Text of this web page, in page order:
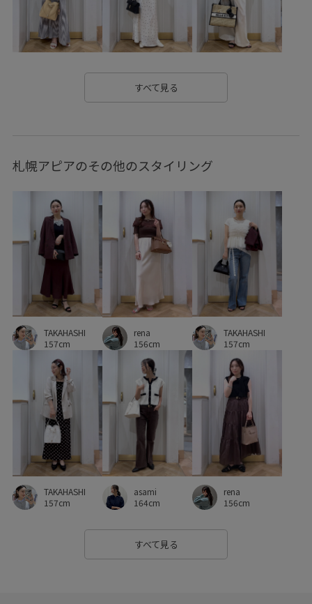
vis_pickuppants vis_shikanoma VIS_smallsize
VIS_staffbag VIS_TIMESALE vis_white_bag
vis_ハートカットバッグ visハート
Wminibag_pickup Wpickup_items
お気に入りアイテム_pickup お気に入り登録急増中
お気に入り登録数上昇中_WOMEN きちんと感
きれいに見える さらりとした
みんながチェックしているアイテム_pickup インソール
イージーケア ウエストシェイプ ウォッシャブル
オフィス カジュアル カラーバリエーション豊富
クッション クッション性 シャーリング
シワになりにくい シンプル ジャケット スエード
スカート スタイリッシュ スタンドカラー スッキリ
スッキリ見え セットアップ セットアップ対象商品
ソフトタッチ チェーン チョコ
デイリーで活躍 デニムパンツ ニュアンスがある
ニュアンスカラー バブーシュ ビスチェ ピンタック
フェイクスエード フェイクレザー ブラウス
ベルト ベーシック
すべて見る
札幌アピアのその他のスタイリング
TAKAHASHI
157cm
rena
156cm
TAKAHASHI
157cm
TAKAHASHI
157cm
asami
164cm
rena
156cm
すべて見る